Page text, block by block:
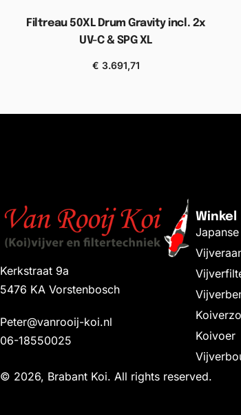
Filtreau 50XL Drum Gravity incl. 2x
UV-C & SPG XL
€ 3.691,71
Kerkstraat 9a
5476 KA Vorstenbosch
Peter@vanrooij-koi.nl
06-18550025
Winkel
Koivoer
© 2026, Brabant Koi. All rights reserved.